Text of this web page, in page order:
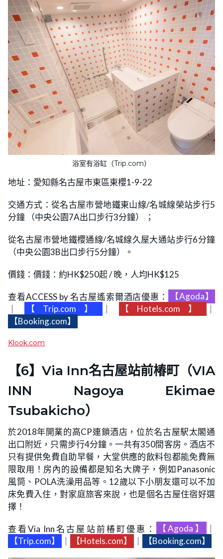
浴室有浴缸（Trip.com）
地址：愛知縣名古屋市東區東櫻1-9-22
交通方式：從名古屋市營地鐵東山線/名城線榮站步行5
分鐘 （中央公園7A出口步行3分鐘） ；
從名古屋市營地鐵櫻通線/名城線久屋大通站步行6分鐘
（中央公園3B出口步行5分鐘）。
價錢：價錢：約HK$250起 / 晚，人均HK$125
查看ACCESS by 名古屋遙索爾酒店優惠：
【Agoda】
【Trip.com】 【Hotels.com】
【Booking.com】
Klook.com
【6】Via Inn名古屋站前椿町（VIA
INN Nagoya Ekimae
Tsubakicho）
於2018年開業的高CP連鎖酒店，位於名古屋駅太閣通
出口附近，只需步行4分鐘。一共有350間客房。酒店不
只有提供免費自助早餐，大堂供應的飲料包都能免費無
限取用！房內的設備都是知名大牌子，例如Panasonic
風筒、POLA洗澡用品等。12歲以下小朋友還可以不加
床免費入住，對家庭旅客來說，也是個名古屋住宿好選
擇！
查看Via Inn名古屋站前椿町優惠： 【Agoda】
【Trip.com】
【Hotels.com】 【Booking.com】